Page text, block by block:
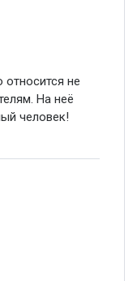
относится не
На неё
человек!